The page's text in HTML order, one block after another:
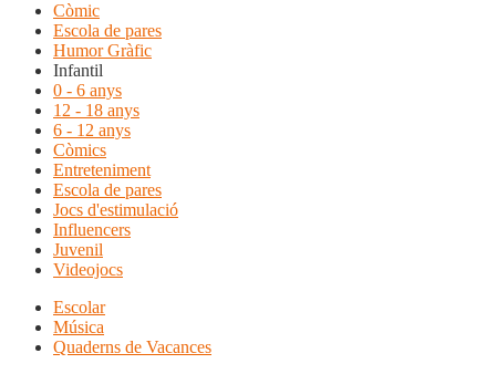
Còmic
Escola de pares
Humor Gràfic
Infantil
0 - 6 anys
12 - 18 anys
6 - 12 anys
Còmics
Entreteniment
Escola de pares
Jocs d'estimulació
Influencers
Juvenil
Videojocs
Escolar
Música
Quaderns de Vacances